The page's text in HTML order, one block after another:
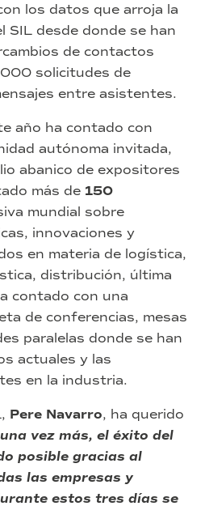
los datos que arroja la
SIL desde donde se han
de contactos
solicitudes de
entre asistentes.
año ha contado con
autónoma invitada,
abanico de expositores
más de 150
mundial sobre
innovaciones y
en materia de logística,
distribución, última
contado con una
de conferencias, mesas
paralelas donde se han
actuales y las
en la industria.
Pere Navarro, ha querido
vez más, el éxito del
posible gracias al
las empresas y
estos tres días se